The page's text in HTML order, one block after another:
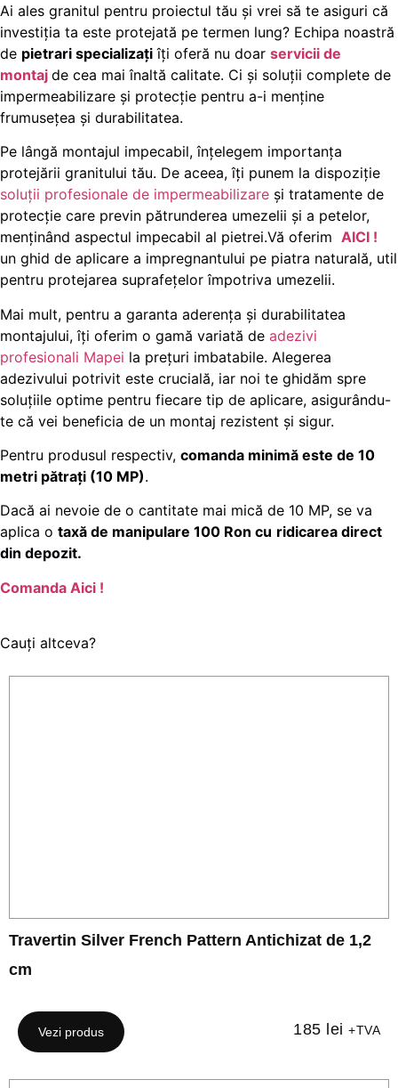
Ai ales granitul pentru proiectul tău și vrei să te asiguri că
investiția ta este protejată pe termen lung? Echipa noastră
de pietrari specializați îți oferă nu doar servicii de
montaj de cea mai înaltă calitate. Ci și soluții complete de
impermeabilizare și protecție pentru a-i menține
frumusețea și durabilitatea.
Pe lângă montajul impecabil, înțelegem importanța
protejării granitului tău. De aceea, îți punem la dispoziție
soluții profesionale de impermeabilizare și tratamente de
protecție care previn pătrunderea umezelii și a petelor,
menținând aspectul impecabil al pietrei.Vă oferim AICI !
un ghid de aplicare a impregnantului pe piatra naturală, util
pentru protejarea suprafețelor împotriva umezelii.
Mai mult, pentru a garanta aderența și durabilitatea
montajului, îți oferim o gamă variată de adezivi
profesionali Mapei la prețuri imbatabile. Alegerea
adezivului potrivit este crucială, iar noi te ghidăm spre
soluțiile optime pentru fiecare tip de aplicare, asigurându-
te că vei beneficia de un montaj rezistent și sigur.
Pentru produsul respectiv, comanda minimă este de 10
metri pătrați (10 MP).
Dacă ai nevoie de o cantitate mai mică de 10 MP, se va
aplica o taxă de manipulare 100 Ron cu ridicarea direct
din depozit.
Comanda Aici !
Cauți altceva?
Travertin Silver French Pattern Antichizat de 1,2
cm
Vezi produs 185 lei +TVA